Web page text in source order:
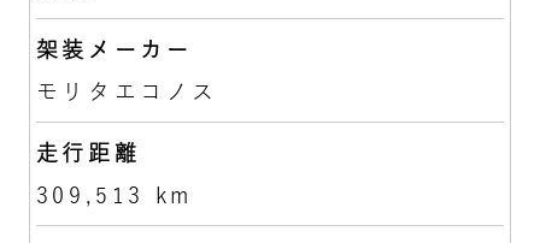
架装メーカー
モリタエコノス
走行距離
309,513 km